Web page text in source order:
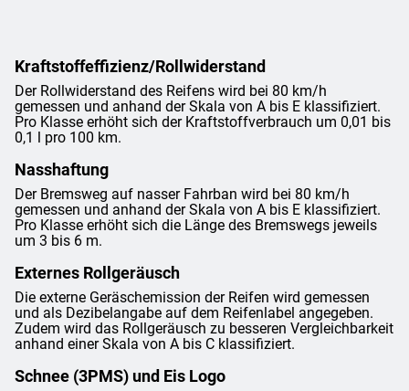
Kraftstoffeffizienz/Rollwiderstand
Der Rollwiderstand des Reifens wird bei 80 km/h
gemessen und anhand der Skala von A bis E klassifiziert.
Pro Klasse erhöht sich der Kraftstoffverbrauch um 0,01 bis
0,1 l pro 100 km.
Nasshaftung
Der Bremsweg auf nasser Fahrban wird bei 80 km/h
gemessen und anhand der Skala von A bis E klassifiziert.
Pro Klasse erhöht sich die Länge des Bremswegs jeweils
um 3 bis 6 m.
Externes Rollgeräusch
Die externe Geräschemission der Reifen wird gemessen
und als Dezibelangabe auf dem Reifenlabel angegeben.
Zudem wird das Rollgeräusch zu besseren Vergleichbarkeit
anhand einer Skala von A bis C klassifiziert.
Schnee (3PMS) und Eis Logo